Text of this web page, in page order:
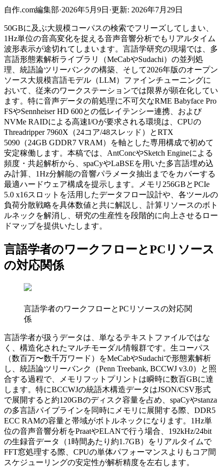
自作.com編集部·2026年5月9日 ·更新: 2026年7月29日
50GBに及ぶ大規模コーパスの検索でフリーズしてしまい、
1Hz単位の音高変化を捉える音声音響分析でもリアルタイム
波形表示が途切れてしまいます。言語学研究の現場では、多
言語形態素解析ライブラリ（MeCabやSudachi）の並列処
理、統語論ツリーバンクの構築、そして2026年版のオープン
ソース大規模言語モデル（LLM）ファインチューニングに
おいて、従来のワークステーションでは限界が顕在化してい
ます。特に音声データの前処理に不可欠なRME Babyface Pro
FSやSennheiser HD 600との低レイテンシー連携、および
NVMe RAIDによる高速I/Oが要求される環境は、CPUの
Threadripper 7960X（24コア/48スレッド）とRTX
5090（24GB GDDR7 VRAM）を軸とした専用構成で初めて
安定稼働します。本稿では、AntConcやSketch Engineによる
頻度・共起解析から、spaCyやLaBSEを用いた多言語埋め込
み計算、1Hz分解能の音響パラメータ抽出までをカバーする
最適ハードウェア構成を提示します。メモリ256GBとPCIe
5.0 x16スロットを活用したデータフロー設計や、各ツールの
負荷分散戦略を具体数値と共に解説し、計算リソースのボト
ルネックを解消し、研究の生産性を段階的に向上させるロー
ドマップを提供いたします。
言語学者のワークフローとPCリソース
の対応関係
言語学者のワークフローとPCリソースの対応関
係
言語学者が扱うデータは、単なるテキストファイルではな
く、構造化されたマルチモーダル情報群です。生コーパス
（数百万〜数千万ワード）をMeCabやSudachiで形態素解析
し、統語論ツリーバンク（Penn Treebank, BCCWJ v3.0）と照
合する過程で、メモリフットプリントは瞬時に数百GBに達
します。特にBCCWJの統語木構造データはJSON/CSV形式
で展開すると約120GBのディスク容量を占め、spaCyやstanza
の多言語パイプラインを同時にメモリに展開する際、DDR5
ECC RAMの容量と帯域がボトルネックになります。1Hz単
位の音声音響分析をPraatやELANで行う場合、192kHz/24bit
の生録音データ（1時間あたり約1.7GB）をリアルタイムで
FFT窓処理する際、CPUの単体パフォーマンスよりもコア間
スケジューリングの安定性が解析精度を左右します。